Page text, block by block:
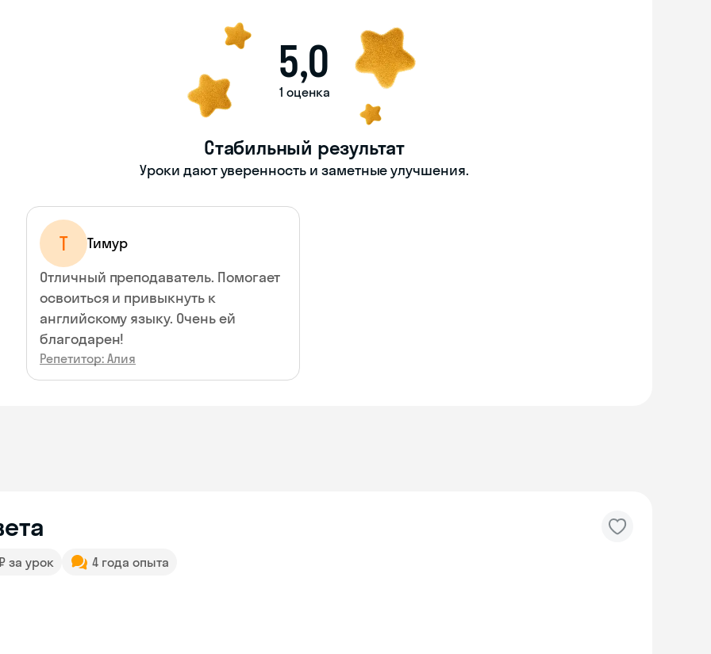
5,0
1 оценка
Стабильный результат
Уроки дают уверенность и заметные улучшения.
Т
Тимур
Отличный преподаватель. Помогает
освоиться и привыкнуть к
английскому языку. Очень ей
благодарен!
Репетитор: Алия
за урок 4 года опыта